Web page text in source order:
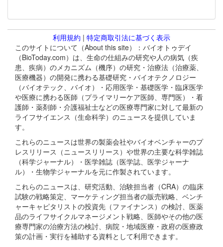
利用規約 | 特定商取引法に基づく表示
このサイトについて（About this site）：バイオトゥデイ
（BioToday.com）は、生命の仕組みの研究や人の病気（疾
患、疾病）のメカニズム（機序）の研究・治療法（治療薬、
医療機器）の開発に携わる基礎研究・バイオテクノロジー
（バイオテック、バイオ）・応用医学・基礎医学・臨床医学
や医療に携わる医師（プライマリーケア医師、専門医）・看
護師・薬剤師・介護福祉士などの医療専門家に対して最新の
ライフサイエンス（生命科学）のニュースを提供していま
す。
これらのニュースは世界の製薬会社やバイオベンチャーのプ
レスリリース（ニュースリリース）や世界の主要な科学雑誌
（科学ジャーナル）・医学雑誌（医学誌、医学ジャーナ
ル）・生物学ジャーナルを元に作製されています。
これらのニュースは、研究活動、治験担当者（CRA）の臨床
試験の戦略策定、マーケティング担当者の販売戦略、ベンチ
ャーキャピタリストの投資先（ファイナンス）の検討、医薬
品のライフサイクルマネージメント戦略、医師やその他の医
療専門家の治療方法の検討、病院・地域医療・政府の医療政
策の計画・実行を補助する資料として利用できます。